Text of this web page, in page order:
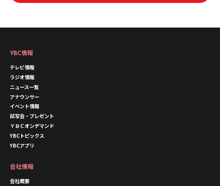
YBC情報
テレビ情報
ラジオ情報
ニュース一覧
アナウンサー
イベント情報
試写会・プレゼント
ＹＢＣオンデマンド
YBCトピックス
YBCアプリ
会社情報
会社概要